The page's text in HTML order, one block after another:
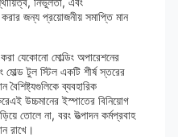
জন্য প্রয়োজনীয় সমাপ্তি মান
যেকোনো মোল্ডিং অপারেশনের
টুল স্টিল একটি শীর্ষ স্তরের
বৈশিষ্ট্যগুলিকে ব্যবহারিক
উচ্চমানের ইস্পাতের বিনিয়োগ
তোলে না, বরং উত্পাদন কর্মপ্রবাহ
রাখে।